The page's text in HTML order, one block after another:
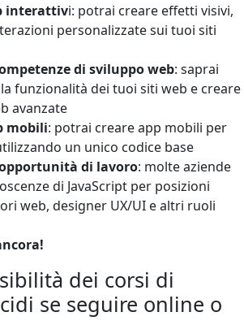
interattivi: potrai creare effetti visivi,
personalizzate sui tuoi siti
di sviluppo web: saprai
funzionalità dei tuoi siti web e creare
avanzate
mobili: potrai creare app mobili per
un unico codice base
di lavoro: molte aziende
di JavaScript per posizioni
web, designer UX/UI e altri ruoli
dei corsi di
se seguire online o